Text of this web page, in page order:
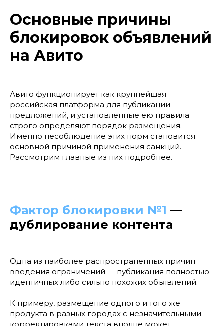
Основные причины
блокировок объявлений
на Авито
Авито функционирует как крупнейшая
российская платформа для публикации
предложений, и установленные ею правила
строго определяют порядок размещения.
Именно несоблюдение этих норм становится
основной причиной применения санкций.
Рассмотрим главные из них подробнее.
Фактор блокировки №1 —
дублирование контента
Одна из наиболее распространенных причин
введения ограничений — публикация полностью
идентичных либо сильно похожих объявлений.
К примеру, размещение одного и того же
продукта в разных городах с незначительными